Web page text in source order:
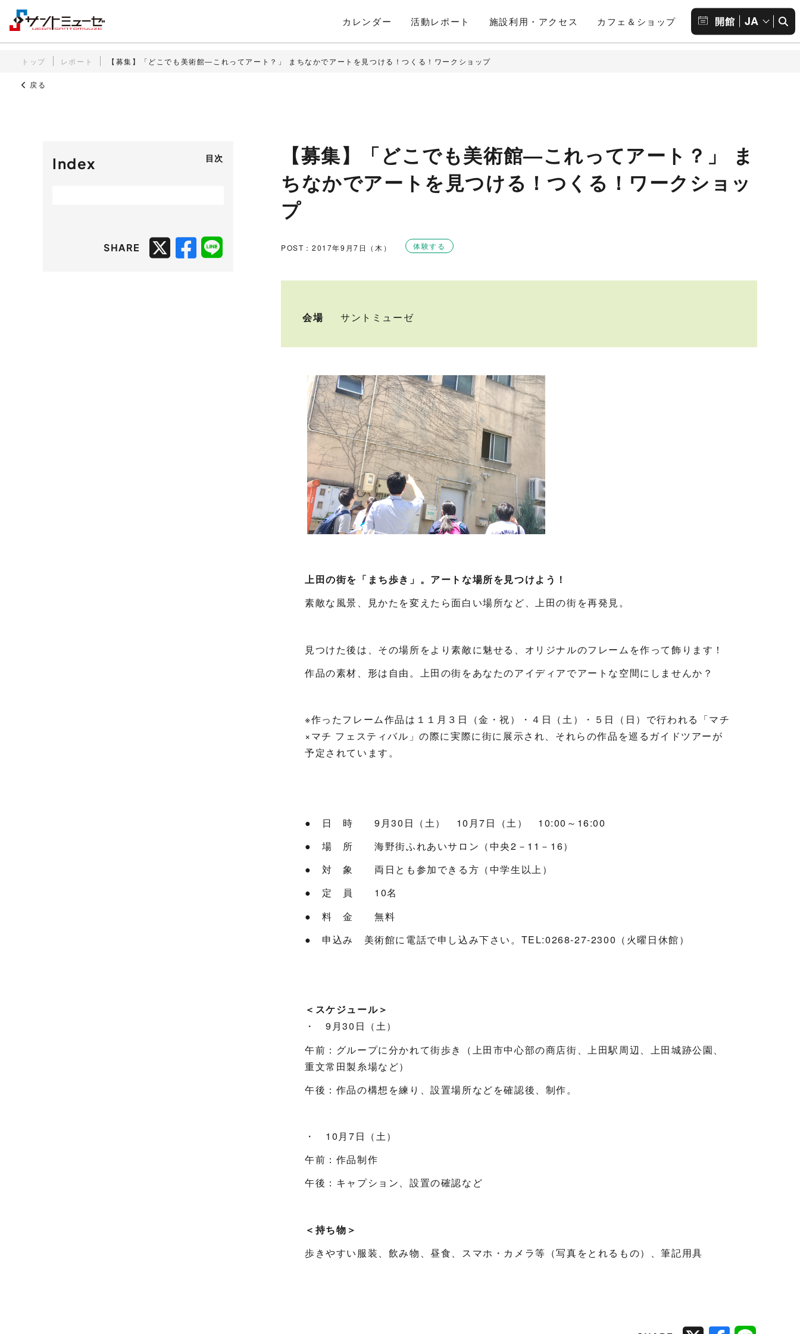
カレンダー 活動レポート 施設利用 ・アクセス カフェ＆ショップ 開館 JA
トップ レポート 【募集】「どこでも美術館―これってアート？」 まちなかでアートを見つける！つくる！ワークショップ
戻る
Index 目次
SHARE
【募集】「どこでも美術館―これってアート？」 ま
ちなかでアートを見つける！つくる！ワークショッ
プ
POST：2017年9月7日（木） 体験する
会場 サントミューゼ
上田の街を「まち歩き」。アートな場所を見つけよう！
素敵な風景、見かたを変えたら面白い場所など、上田の街を再発見。
見つけた後は、その場所をより素敵に魅せる、オリジナルのフレームを作って飾ります！
作品の素材、形は自由。上田の街をあなたのアイディアでアートな空間にしませんか？
※作ったフレーム作品は１１月３日（金・祝）・４日（土）・５日（日）で行われる「マチ
×マチ フェスティバル」の際に実際に街に展示され、それらの作品を巡るガイドツアーが
予定されています。
● 日 時 9月30日（土） 10月7日（土） 10:00～16:00
● 場 所 海野街ふれあいサロン（中央2－11－16）
● 対 象 両日とも参加できる方（中学生以上）
● 定 員 10名
● 料 金 無料
● 申込み 美術館に電話で申し込み下さい。TEL:0268-27-2300（火曜日休館）
＜スケジュール＞
・ 9月30日（土）
午前：グループに分かれて街歩き（上田市中心部の商店街、上田駅周辺、上田城跡公園、
重文常田製糸場など）
午後：作品の構想を練り、設置場所などを確認後、制作。
・ 10月7日（土）
午前：作品制作
午後：キャプション、設置の確認など
＜持ち物＞
歩きやすい服装、飲み物、昼食、スマホ・カメラ等（写真をとれるもの）、筆記用具